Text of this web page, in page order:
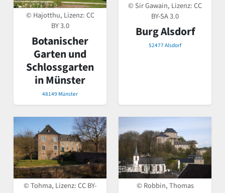
© Hajotthu, Lizenz:CC
BY 3.0
Botanischer
Garten und
Schlossgarten
in Münster
48149 Münster
© Sir Gawain, Lizenz:CC
BY-SA 3.0
Burg Alsdorf
52477 Alsdorf
© Tohma, Lizenz:CC BY-
© Robbin, Thomas